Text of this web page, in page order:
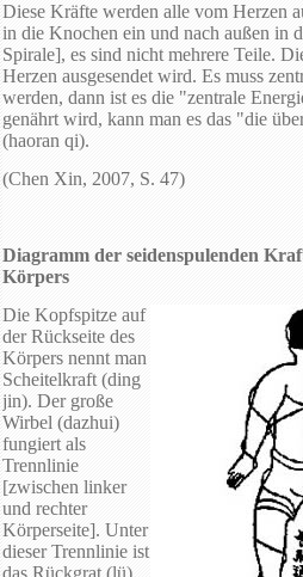
Diese Kräfte werden alle vom Herzen
in die Knochen ein und nach außen in
Spirale], es sind nicht mehrere Teile.
Herzen ausgesendet wird. Es muss
werden, dann ist es die "zentrale
genährt wird, kann man es das "die
(haoran qi).
(Chen Xin, 2007, S. 47)
Diagramm der seidenspulenden
Körpers
Die Kopfspitze auf
der Rückseite des
Körpers nennt man
Scheitelkraft (ding
jin). Der große
Wirbel (dazhui)
fungiert als
Trennlinie
[zwischen linker
und rechter
Körperseite]. Unter
dieser Trennlinie ist